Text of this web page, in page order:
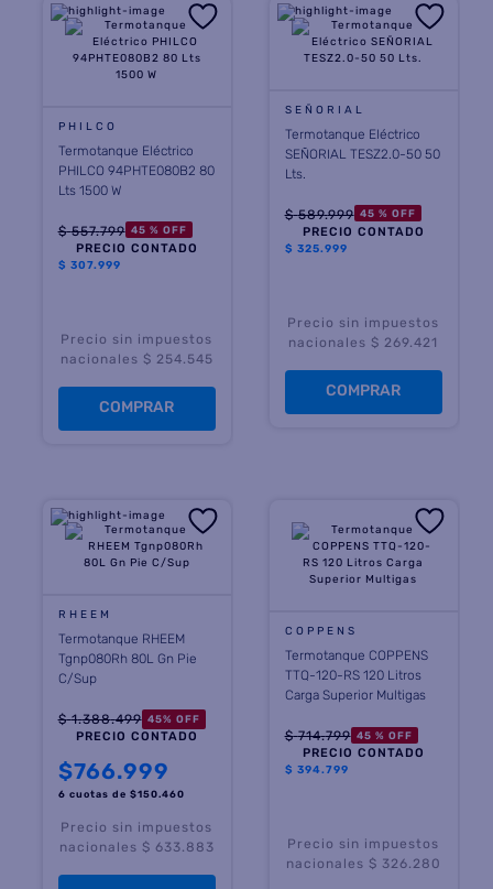
PHILCO
Termotanque Eléctrico
PHILCO 94PHTE080B2 80
Lts 1500 W
$ 557.799 45 % OFF
PRECIO CONTADO
$ 307.999
Precio sin impuestos
nacionales $ 254.545
COMPRAR
SEÑORIAL
Termotanque Eléctrico
SEÑORIAL TESZ2.0-50 50
Lts.
$ 589.999 45 % OFF
PRECIO CONTADO
$ 325.999
Precio sin impuestos
nacionales $ 269.421
COMPRAR
RHEEM
Termotanque RHEEM
Tgnp080Rh 80L Gn Pie
C/Sup
$ 1.388.499 45% OFF
PRECIO CONTADO
$766.999
6 cuotas de $150.460
Precio sin impuestos
nacionales $ 633.883
COPPENS
Termotanque COPPENS
TTQ-120-RS 120 Litros
Carga Superior Multigas
$ 714.799 45 % OFF
PRECIO CONTADO
$ 394.799
Precio sin impuestos
nacionales $ 326.280
heladera
. placard